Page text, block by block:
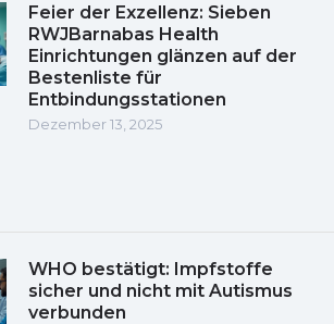
Feier der Exzellenz: Sieben
RWJBarnabas Health
Einrichtungen glänzen auf der
Bestenliste für
Entbindungsstationen
Dezember 13, 2025
WHO bestätigt: Impfstoffe
sicher und nicht mit Autismus
verbunden